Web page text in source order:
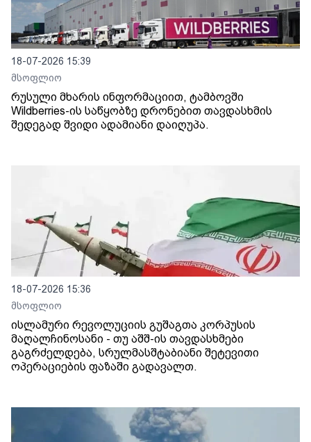
18-07-2026 15:39
მსოფლიო
რუსული მხარის ინფორმაციით, ტამბოვში
Wildberries-ის საწყობზე დრონებით თავდასხმის
შედეგად შვიდი ადამიანი დაიღუპა.
18-07-2026 15:36
მსოფლიო
ისლამური რევოლუციის გუშაგთა კორპუსის
მაღალჩინოსანი - თუ აშშ-ის თავდასხმები
გაგრძელდება, სრულმასშტაბიანი შეტევითი
ოპერაციების ფაზაში გადავალთ.